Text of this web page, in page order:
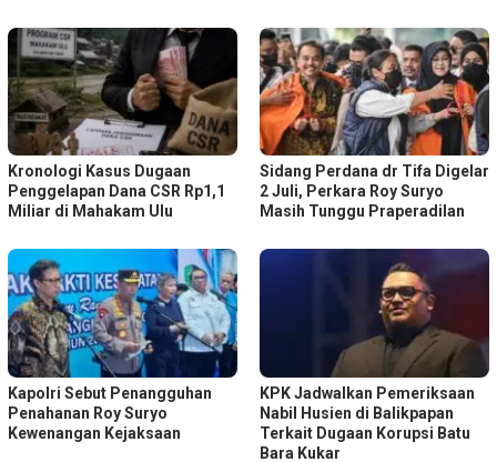
Kronologi Kasus Dugaan
Penggelapan Dana CSR Rp1,1
Miliar di Mahakam Ulu
Sidang Perdana dr Tifa Digelar
2 Juli, Perkara Roy Suryo
Masih Tunggu Praperadilan
Kapolri Sebut Penangguhan
Penahanan Roy Suryo
Kewenangan Kejaksaan
KPK Jadwalkan Pemeriksaan
Nabil Husien di Balikpapan
Terkait Dugaan Korupsi Batu
Bara Kukar